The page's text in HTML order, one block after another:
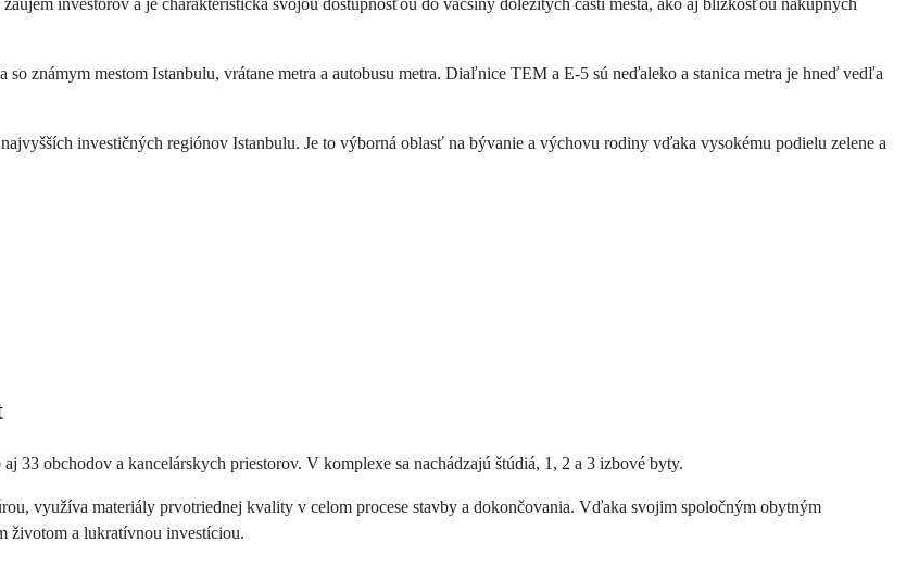
známym mestom Istanbulu, vrátane metra a autobusu metra. Diaľnice TEM a E-5 sú neďaleko a stanica metra je hneď vedľa
investičných regiónov Istanbulu. Je to výborná oblasť na bývanie a výchovu rodiny vďaka vysokému podielu zelene a
33 obchodov a kancelárskych priestorov. V komplexe sa nachádzajú štúdiá, 1, 2 a 3 izbové byty.
využíva materiály prvotriednej kvality v celom procese stavby a dokončovania. Vďaka svojim spoločným obytným
životom a lukratívnou investíciou.